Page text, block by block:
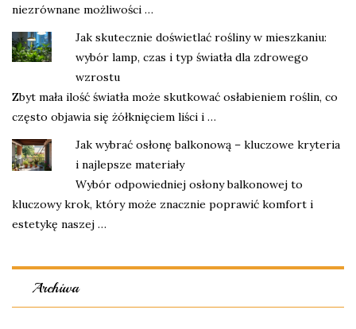
niezrównane możliwości …
Jak skutecznie doświetlać rośliny w mieszkaniu:
wybór lamp, czas i typ światła dla zdrowego
wzrostu
Zbyt mała ilość światła może skutkować osłabieniem roślin, co
często objawia się żółknięciem liści i …
Jak wybrać osłonę balkonową – kluczowe kryteria
i najlepsze materiały
Wybór odpowiedniej osłony balkonowej to
kluczowy krok, który może znacznie poprawić komfort i
estetykę naszej …
Archiwa